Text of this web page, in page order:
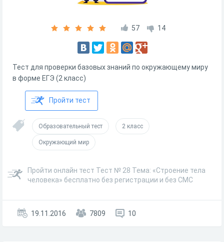
57 14
Тест для проверки базовых знаний по окружающему миру
в форме ЕГЭ (2 класс)
Пройти тест
Образовательный тест 2 класс
Окружающий мир
Пройти онлайн тест Тест № 28 Тема: «Строение тела
человека» бесплатно без регистрации и без СМС
19.11.2016 7809 10